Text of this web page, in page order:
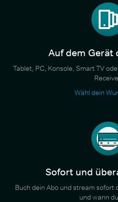
Auf dem Gerät
Tablet, PC, Konsole, Smart TV
Wähl dein
Sofort und
Buch dein Abo und stream sofort
und wann